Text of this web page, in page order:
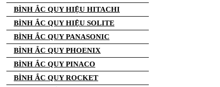
BÌNH ẮC QUY HIỆU HITACHI
BÌNH ẮC QUY HIỆU SOLITE
BÌNH ẮC QUY PANASONIC
BÌNH ẮC QUY PHOENIX
BÌNH ẮC QUY PINACO
BÌNH ẮC QUY ROCKET